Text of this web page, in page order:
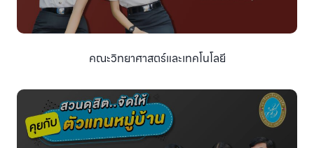
คณะวิทยาศาสตร์และเทคโนโลยี